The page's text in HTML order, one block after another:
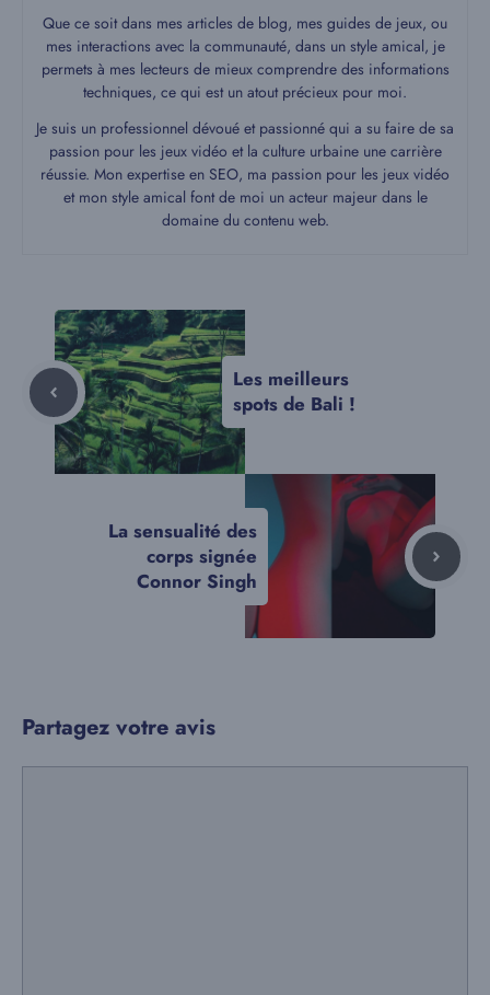
Que ce soit dans mes articles de blog, mes guides de jeux, ou
mes interactions avec la communauté, dans un style amical, je
permets à mes lecteurs de mieux comprendre des informations
techniques, ce qui est un atout précieux pour moi.
Je suis un professionnel dévoué et passionné qui a su faire de sa
passion pour les jeux vidéo et la culture urbaine une carrière
réussie. Mon expertise en SEO, ma passion pour les jeux vidéo
et mon style amical font de moi un acteur majeur dans le
domaine du contenu web.
Les meilleurs
spots de Bali !
La sensualité des
corps signée
Connor Singh
Partagez votre avis